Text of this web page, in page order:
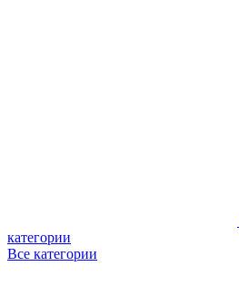
категории
Все категории